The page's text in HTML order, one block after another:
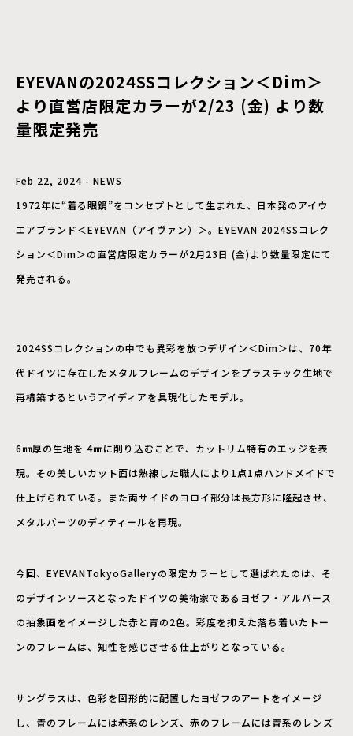
EYEVANの2024SSコレクション＜Dim＞
より直営店限定カラーが2/23 (金) より数
量限定発売
Feb 22, 2024 - NEWS
1972年に“着る眼鏡”をコンセプトとして生まれた、日本発のアイウ
エアブランド＜EYEVAN（アイヴァン）＞。EYEVAN 2024SSコレク
ション＜Dim＞の直営店限定カラーが2月23日 (金)より数量限定にて
発売される。
2024SSコレクションの中でも異彩を放つデザイン＜Dim＞は、70年
代ドイツに存在したメタルフレームのデザインをプラスチック生地で
再構築するというアイディアを具現化したモデル。
6㎜厚の生地を 4㎜に削り込むことで、カットリム特有のエッジを表
現。その美しいカット面は熟練した職人により1点1点ハンドメイドで
仕上げられている。また両サイドのヨロイ部分は長方形に隆起させ、
メタルパーツのディティールを再現。
今回、EYEVANTokyoGalleryの限定カラーとして選ばれたのは、そ
のデザインソースとなったドイツの美術家であるヨゼフ・アルバース
の抽象画をイメージした赤と青の2色。彩度を抑えた落ち着いたトー
ンのフレームは、知性を感じさせる仕上がりとなっている。
サングラスは、色彩を図形的に配置したヨゼフのアートをイメージ
し、青のフレームには赤系のレンズ、赤のフレームには青系のレンズ